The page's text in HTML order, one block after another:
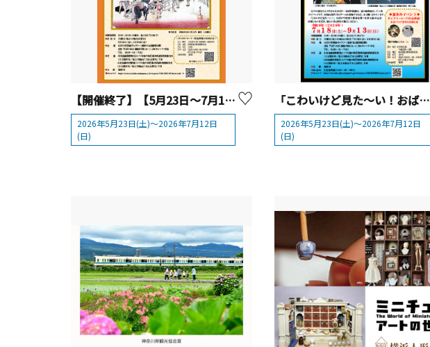
【開催終了】【5月23日～7月12日】はだの浮世絵ギャラリー「午の浮世絵」【 秦野市 】
2026年5月23日(土)～2026年7月12日
(日)
「こわいけど見た～い！おばけ・妖怪の世界」
2026年5月23日(土)～2026年7月12日
(日)